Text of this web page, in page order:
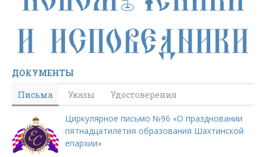
ДОКУМЕНТЫ
Письма
Указы Удостоверения
Циркулярное письмо №96 «О праздновании
пятнадцатилетия образования Шахтинской
епархии»